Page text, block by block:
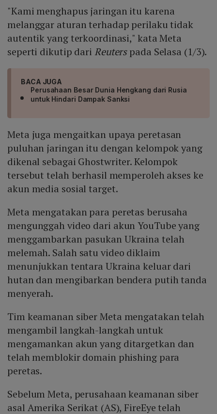
"Kami menghapus jaringan itu karena
melanggar aturan terhadap perilaku tidak
autentik yang terkoordinasi," kata Meta
seperti dikutip dari Reuterspada Selasa (1/3).
BACA JUGA
Perusahaan Besar Dunia Hengkang dari Rusia
untuk Hindari Dampak Sanksi
Meta juga mengaitkan upaya peretasan
puluhan jaringan itu dengan kelompok yang
dikenal sebagai Ghostwriter. Kelompok
tersebut telah berhasil memperoleh akses ke
akun media sosial target.
Meta mengatakan para peretas berusaha
mengunggah video dari akun YouTube yang
menggambarkan pasukan Ukraina telah
melemah. Salah satu video diklaim
menunjukkan tentara Ukraina keluar dari
hutan dan mengibarkan bendera putih tanda
menyerah.
Tim keamanan siber Meta mengatakan telah
mengambil langkah-langkah untuk
mengamankan akun yang ditargetkan dan
telah memblokir domain phishing para
peretas.
Sebelum Meta, perusahaan keamanan siber
asal Amerika Serikat (AS), FireEye telah